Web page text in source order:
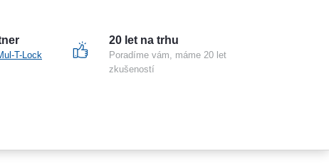
T-Lock
20 let na trhu
Poradíme vám, máme 20 let
zkušeností